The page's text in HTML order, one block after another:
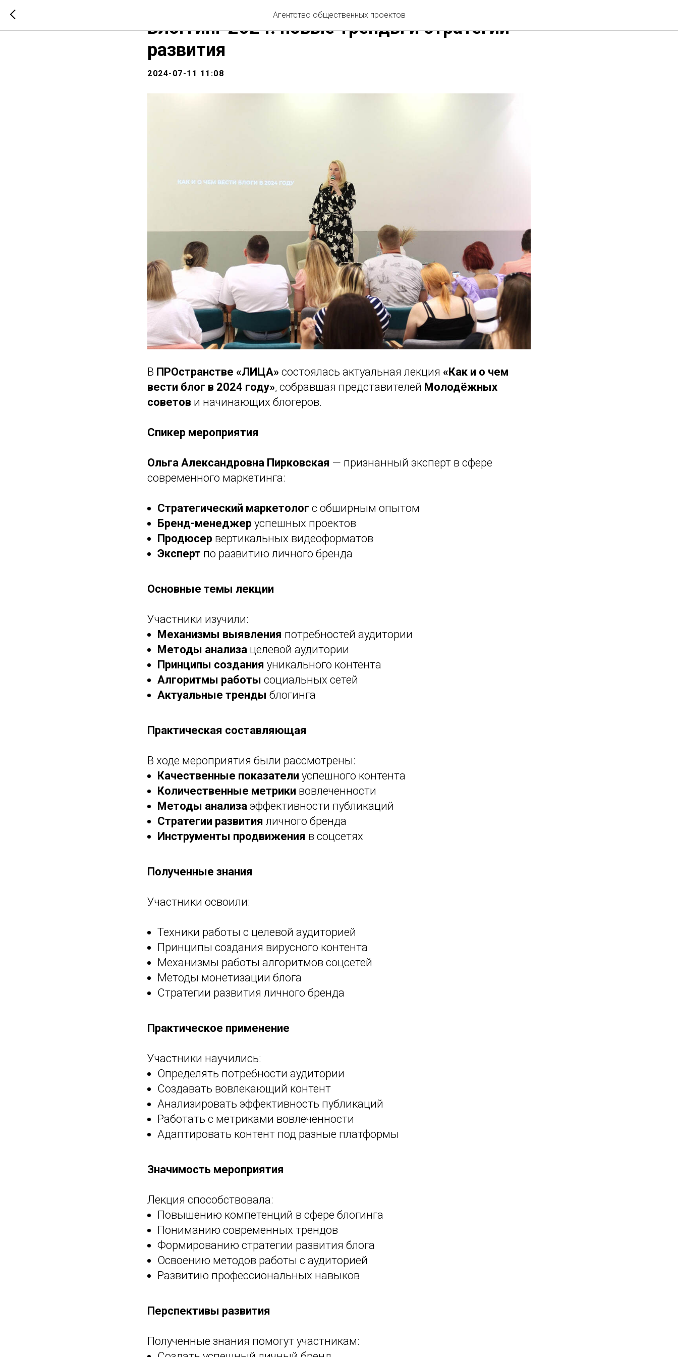
Агентство общественных проектов
Блоггинг 2024: новые тренды и стратегии
развития
2024-07-11 11:08
В ПРОстранстве «ЛИЦА» состоялась актуальная лекция «Как и о чем
вести блог в 2024 году», собравшая представителей Молодёжных
советов и начинающих блогеров.
Спикер мероприятия
Ольга Александровна Пирковская — признанный эксперт в сфере
современного маркетинга:
Стратегический маркетолог с обширным опытом
Бренд-менеджер успешных проектов
Продюсер вертикальных видеоформатов
Эксперт по развитию личного бренда
Основные темы лекции
Участники изучили:
Механизмы выявления потребностей аудитории
Методы анализа целевой аудитории
Принципы создания уникального контента
Алгоритмы работы социальных сетей
Актуальные тренды блогинга
Практическая составляющая
В ходе мероприятия были рассмотрены:
Качественные показатели успешного контента
Количественные метрики вовлеченности
Методы анализа эффективности публикаций
Стратегии развития личного бренда
Инструменты продвижения в соцсетях
Полученные знания
Участники освоили:
Техники работы с целевой аудиторией
Принципы создания вирусного контента
Механизмы работы алгоритмов соцсетей
Методы монетизации блога
Стратегии развития личного бренда
Практическое применение
Участники научились:
Определять потребности аудитории
Создавать вовлекающий контент
Анализировать эффективность публикаций
Работать с метриками вовлеченности
Адаптировать контент под разные платформы
Значимость мероприятия
Лекция способствовала:
Повышению компетенций в сфере блогинга
Пониманию современных трендов
Формированию стратегии развития блога
Освоению методов работы с аудиторией
Развитию профессиональных навыков
Перспективы развития
Полученные знания помогут участникам: